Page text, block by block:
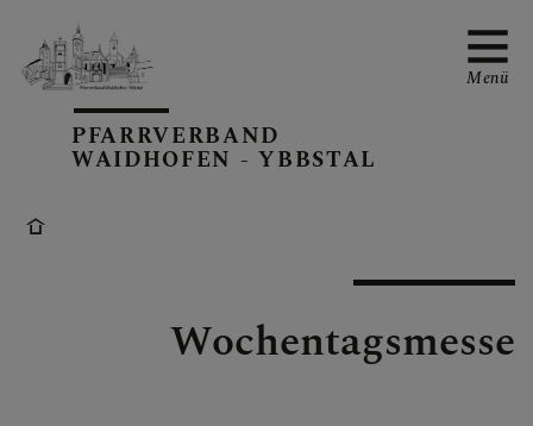
BERICHTE AUS DEM PV
PFARRVERBAND
WAIDHOFEN - YBBSTAL
Menü
Wochentagsmesse